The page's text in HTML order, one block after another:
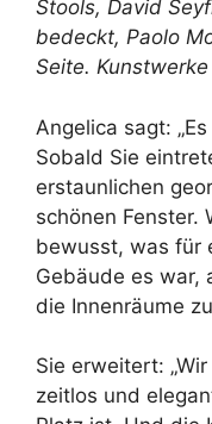
Stools, David
bedeckt, Paolo
Seite.
Angelica sagt:
Sobald Sie
erstaunlichen
schönen Fenster.
bewusst, was für
Gebäude es war,
die Innenräume
Sie erweitert:
zeitlos und